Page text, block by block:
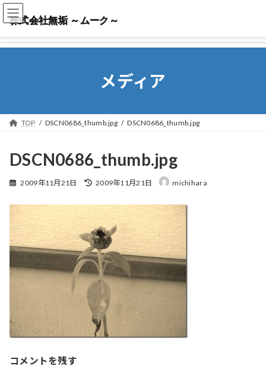
株式会社無垢 ～ムーク～
株式会社無垢 ～ムーク～
メディア
TOP DSCN0686_thumb.jpg DSCN0686_thumb.jpg
DSCN0686_thumb.jpg
2009年11月21日
最
時
:
2009年11月21日 michihara
コメントを残す